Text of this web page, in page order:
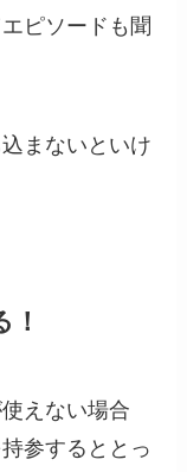
ピソードも聞
まないといけ
えない場合
参するととっ